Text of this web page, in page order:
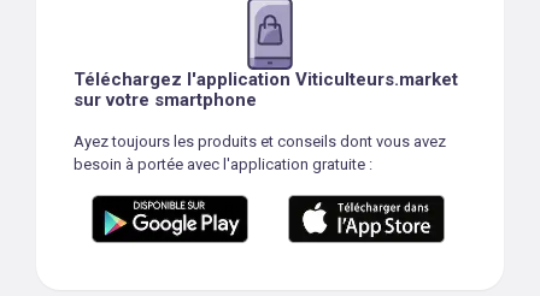
Téléchargez l'application Viticulteurs.market
sur votre smartphone
Ayez toujours les produits et conseils dont vous avez
besoin à portée avec l'application gratuite :